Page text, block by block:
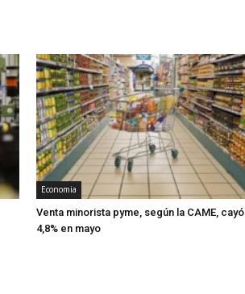
Economia
Venta minorista pyme, según la CAME, cayó
4,8% en mayo